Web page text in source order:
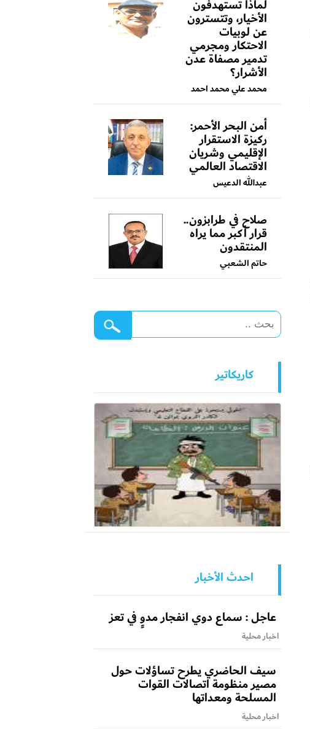
لماذا تستهدفون
الأخيار، وتتسترون
عن لوبيات
الاحتكار ومجرمي
تدمير مصفاة عدن
الأشرار؟
محمد علي محمد احمد
أمن البحر الأحمر:
ركيزة الاستقرار
الإقليمي وشريان
الاقتصاد العالمي
عبدالله الدعيس
صلاح في طرابزون..
قرار أكبر مما يراه
المنتقدون
حاتم الشعبي
كاريكاتير
احدث الأخبار
عاجل : سماع دوي انفجار مدوٍ في تعز
اخبار محلية
سيف الحاضري يطرح تساؤلات حول
مصير منظومة اتصالات القوات
المسلحة ومعداتها
اخبار محلية